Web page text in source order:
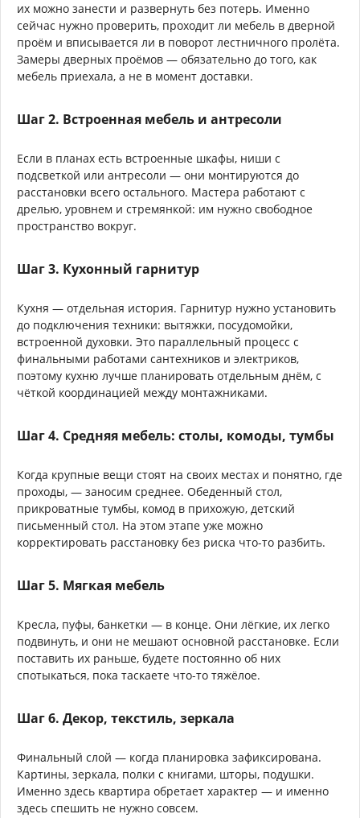
их можно занести и развернуть без потерь. Именно
сейчас нужно проверить, проходит ли мебель в дверной
проём и вписывается ли в поворот лестничного пролёта.
Замеры дверных проёмов — обязательно до того, как
мебель приехала, а не в момент доставки.
Шаг 2. Встроенная мебель и антресоли
Если в планах есть встроенные шкафы, ниши с
подсветкой или антресоли — они монтируются до
расстановки всего остального. Мастера работают с
дрелью, уровнем и стремянкой: им нужно свободное
пространство вокруг.
Шаг 3. Кухонный гарнитур
Кухня — отдельная история. Гарнитур нужно установить
до подключения техники: вытяжки, посудомойки,
встроенной духовки. Это параллельный процесс с
финальными работами сантехников и электриков,
поэтому кухню лучше планировать отдельным днём, с
чёткой координацией между монтажниками.
Шаг 4. Средняя мебель: столы, комоды, тумбы
Когда крупные вещи стоят на своих местах и понятно, где
проходы, — заносим среднее. Обеденный стол,
прикроватные тумбы, комод в прихожую, детский
письменный стол. На этом этапе уже можно
корректировать расстановку без риска что-то разбить.
Шаг 5. Мягкая мебель
Кресла, пуфы, банкетки — в конце. Они лёгкие, их легко
подвинуть, и они не мешают основной расстановке. Если
поставить их раньше, будете постоянно об них
спотыкаться, пока таскаете что-то тяжёлое.
Шаг 6. Декор, текстиль, зеркала
Финальный слой — когда планировка зафиксирована.
Картины, зеркала, полки с книгами, шторы, подушки.
Именно здесь квартира обретает характер — и именно
здесь спешить не нужно совсем.